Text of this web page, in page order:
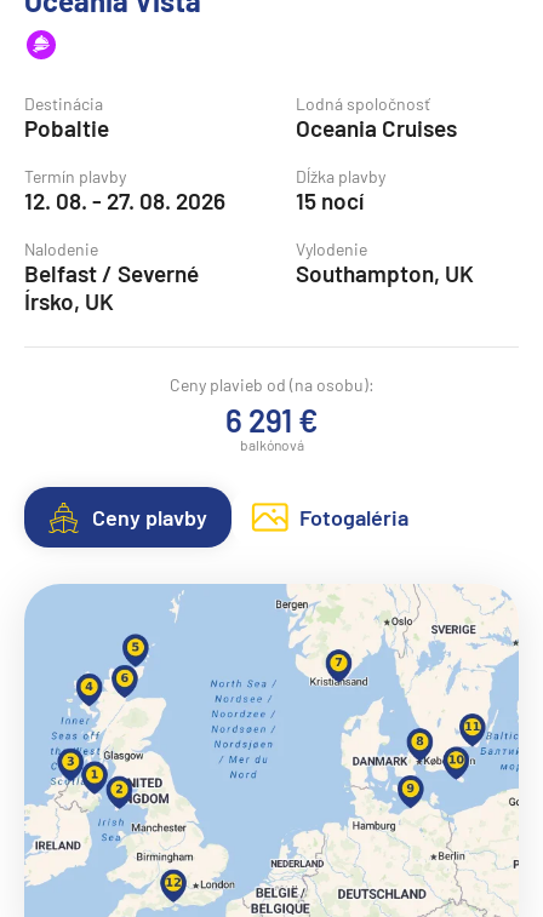
Destinácia
Pobaltie
Lodná spoločnosť
Oceania Cruises
Termín plavby
12. 08. - 27. 08. 2026
Dĺžka plavby
15 nocí
Nalodenie
Belfast / Severné
Írsko, UK
Vylodenie
Southampton, UK
Ceny plavieb od (na osobu):
6 291 €
balkónová
Ceny plavby Fotogaléria